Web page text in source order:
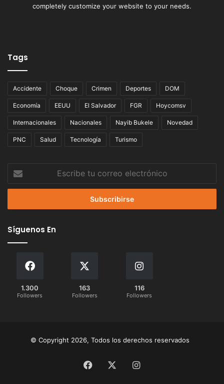
completely customize your website to your needs.
Tags
Accidente Choque Crimen Deportes DOM
Economía EEUU El Salvador FGR Hoycomsv
Internacionales Nacionales Nayib Bukele Novedad
PNC Salud Tecnología Turismo
correo
Síguenos En
1.300
Followers
163
Followers
116
Followers
© Copyright 2026, Todos los derechos reservados
Facebook Instagram